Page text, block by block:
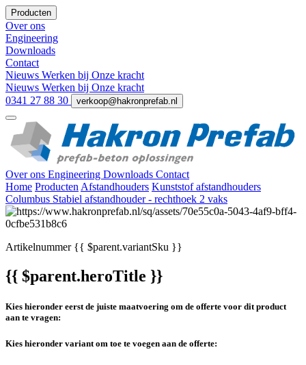
Producten
Over ons
Engineering
Downloads
Contact
Nieuws Werken bij Onze kracht
Nieuws Werken bij Onze kracht
0341 27 88 30
verkoop@hakronprefab.nl
Over ons Engineering Downloads Contact
Home ProductenAfstandhouders Kunststof afstandhouders
Columbus Stabiel afstandhouder - rechthoek 2 vaks
Artikelnummer{{ $parent.variantSku }}
{{ $parent.heroTitle }}
Kies hieronder eerst de juiste maatvoering om de offerte voor dit product
aan te vragen:
Kies hieronder variant om toe te voegen aan de offerte: